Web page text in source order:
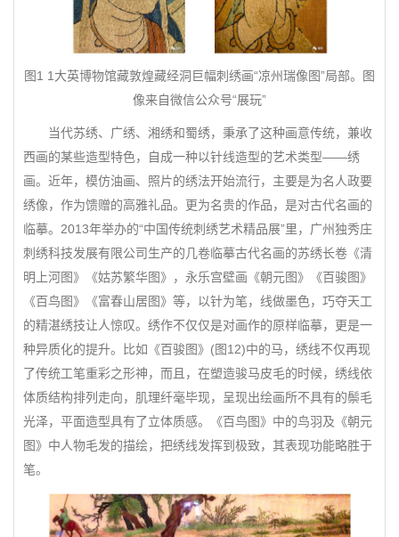
图1 1大英博物馆藏敦煌藏经洞巨幅刺绣画“凉州瑞像图”局部。图
像来自微信公众号“展玩”
当代苏绣、广绣、湘绣和蜀绣，秉承了这种画意传统，兼收
西画的某些造型特色，自成一种以针线造型的艺术类型——绣
画。近年，模仿油画、照片的绣法开始流行，主要是为名人政要
绣像，作为馈赠的高雅礼品。更为名贵的作品，是对古代名画的
临摹。2013年举办的“中国传统刺绣艺术精品展”里，广州独秀庄
刺绣科技发展有限公司生产的几卷临摹古代名画的苏绣长卷《清
明上河图》《姑苏繁华图》，永乐宫壁画《朝元图》《百骏图》
《百鸟图》《富春山居图》等，以针为笔，线做墨色，巧夺天工
的精湛绣技让人惊叹。绣作不仅仅是对画作的原样临摹，更是一
种异质化的提升。比如《百骏图》(图12)中的马，绣线不仅再现
了传统工笔重彩之形神，而且，在塑造骏马皮毛的时候，绣线依
体质结构排列走向，肌理纤毫毕现，呈现出绘画所不具有的鬃毛
光泽，平面造型具有了立体质感。《百鸟图》中的鸟羽及《朝元
图》中人物毛发的描绘，把绣线发挥到极致，其表现功能略胜于
笔。